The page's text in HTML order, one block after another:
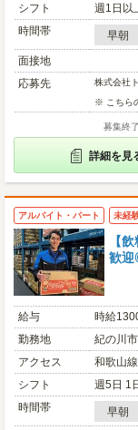
シフト
週1日以
時間帯
早朝
面接地
応募先
株式会社
※ こちら
募集終
詳細を見
アルバイト・パート 未経
【
歓
給与
時給
勤務地
紀の川市
アクセス
和歌山
シフト
週5日 1
時間帯
早朝